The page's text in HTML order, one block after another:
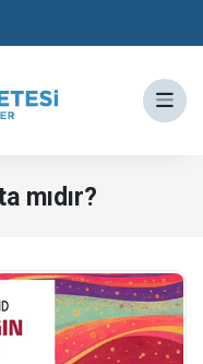
mıdır?